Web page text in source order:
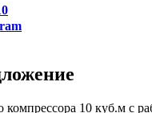
10 куб.м с